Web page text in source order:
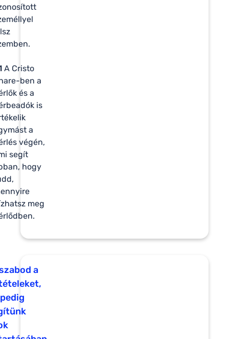
A Cristo
ben a
és a
is
a
végén,
segít
hogy
meg
a